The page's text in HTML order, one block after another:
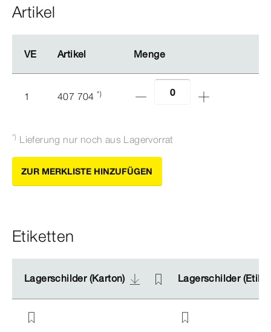
Artikel
VE Artikel Menge
VE Artikel Menge
1 407 704 *)
*) Lieferung nur noch aus Lagervorrat
ZUR MERKLISTE HINZUFÜGEN
Etiketten
Lagerschilder (Karton) Lagerschilder
Lagerschilder (Karton) Lagerschilder